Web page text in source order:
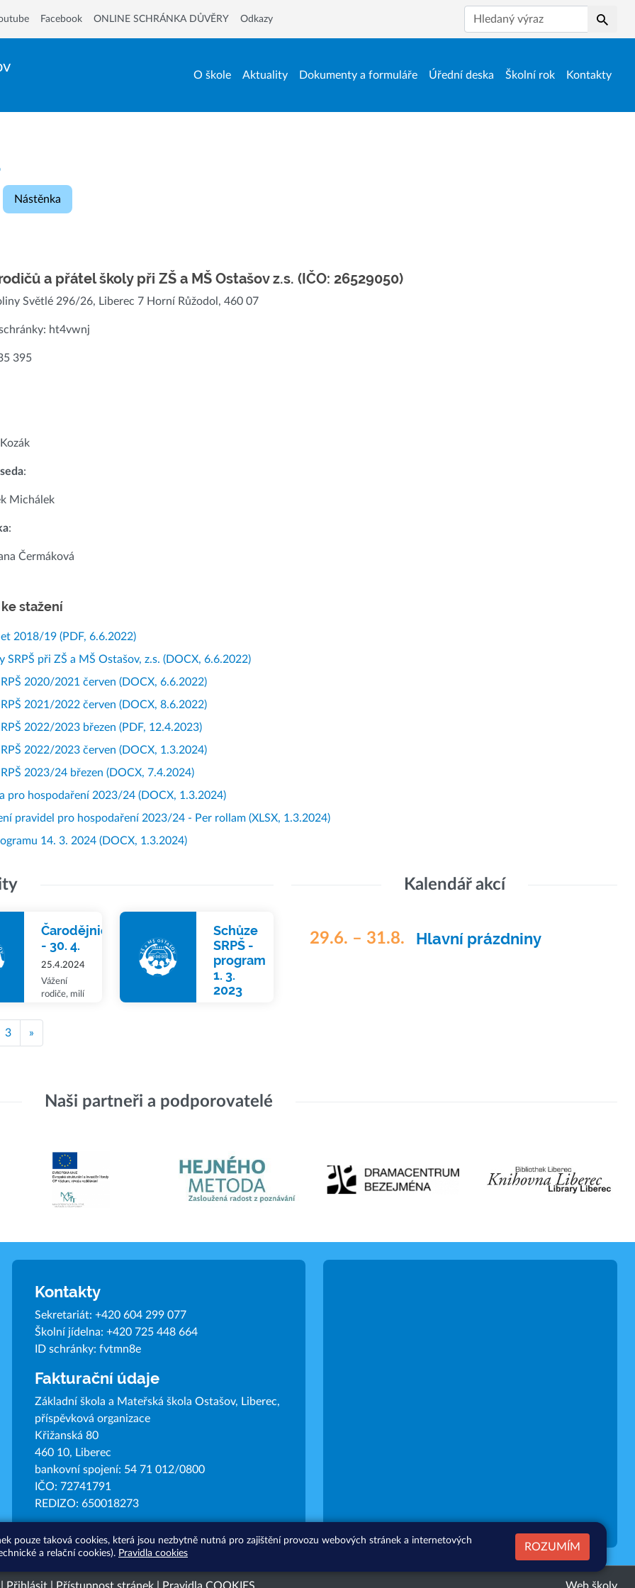
O škole Aktuality Dokumenty a formuláře Úřední deska Školní rok Kontakty
Facebook ONLINE SCHRÁNKA DŮVĚRY Odkazy
Hledat
Nástěnka
a přátel školy při ZŠ a MŠ Ostašov z.s. (IČO: 26529050)
Světlé 296/26, Liberec 7 Horní Růžodol, 460 07
ht4vwnj
395
:
Michálek
:
Čermáková
stažení
2018/19 (PDF, 6.6.2022)
SRPŠ při ZŠ a MŠ Ostašov, z.s. (DOCX, 6.6.2022)
2020/2021 červen (DOCX, 6.6.2022)
2021/2022 červen (DOCX, 8.6.2022)
2022/2023 březen (PDF, 12.4.2023)
2022/2023 červen (DOCX, 1.3.2024)
2023/24 březen (DOCX, 7.4.2024)
pro hospodaření 2023/24 (DOCX, 1.3.2024)
pravidel pro hospodaření 2023/24 - Per rollam (XLSX, 1.3.2024)
14. 3. 2024 (DOCX, 1.3.2024)
Čarodějnice
- 30. 4.
25.4.2024
Vážení
rodiče, milí
přátelé
zveme vás
úterý od
17:00 ...
Schůze
SRPŠ -
program
1. 3.
2023
3 »
Kalendář akcí
29.6. – 31.8. Hlavní prázdniny
Naši partneři a podporovatelé
Kontakty
Sekretariát: +420 604 299 077
Školní jídelna: +420 725 448 664
ID schránky: fvtmn8e
Fakturační údaje
Základní škola a Mateřská škola Ostašov, Liberec,
příspěvková organizace
Křižanská 80
460 10, Liberec
bankovní spojení: 54 71 012/0800
IČO: 72741791
REDIZO: 650018273
pouze taková cookies, která jsou nezbytně nutná pro zajištění provozu webových stránek a internetových
a relační cookies). Pravidla cookies
ROZUMÍM